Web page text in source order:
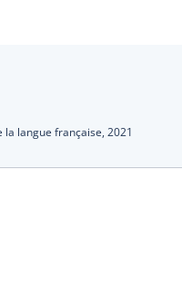
la langue française, 2021